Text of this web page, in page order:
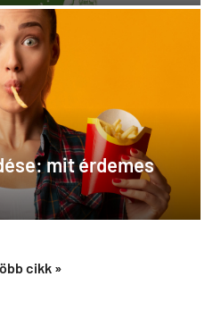
mit érdemes
cikk »